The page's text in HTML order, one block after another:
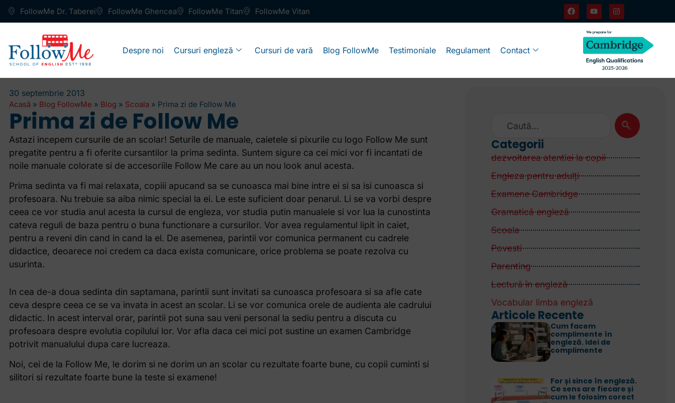
FollowMe Dr. Taberei FollowMe Ghencea FollowMe Titan FollowMe Vitan
Despre noi Cursuri engleză Cursuri de vară Blog FollowMe Testimoniale Regulament Contact
30 septembrie 2013
Acasă » Blog FollowMe » Blog » Scoala » Prima zi de Follow Me
Prima zi de Follow Me
Astazi incepem cursurile de an scolar! Seturile de manuale, caietele si pixurile cu logo Follow Me sunt
pregatite pentru a fi oferite cursantilor la prima sedinta. Suntem sigure ca cei mici vor fi incantati de
noile manuale colorate si de accesoriile Follow Me care au un nou look anul acesta.
Prima sedinta va fi mai relaxata, copiii apucand sa se cunoasca mai bine intre ei si sa isi cunoasca si
profesoara. Nu trebuie sa aiba nimic special la ei. Le este suficient doar penarul. Li se va vorbi despre
ceea ce vor studia anul acesta la cursul de engleza, vor studia putin manualele si vor lua la cunostinta
cateva reguli de baza pentru o buna functionare a cursurilor. Vor avea regulamentul lipit in caiet,
pentru a reveni din cand in cand la el. De asemenea, parintii vor comunica permanent cu cadrele
didactice, deoarece noi credem ca daca exista comunicare, orice problema se poate rezolva cu
usurinta.
In cea de-a doua sedinta din saptamana, parintii sunt invitati sa cunoasca profesoara si sa afle cate
ceva despre ceea ce se va invata in acest an scolar. Li se vor comunica orele de audienta ale cadrului
didactic. In acest interval orar, parintii pot suna sau veni personal la sediu pentru a discuta cu
profesoara despre evolutia copilului lor. Vor afla daca cei mici pot sustine un examen Cambridge
potrivit manualului dupa care lucreaza.
Noi, cei de la Follow Me, le dorim si ne dorim un an scolar cu rezultate foarte bune, cu copii cuminti si
silitori si rezultate foarte bune la teste si examene!
Categorii
dezvoltarea atentiei la copii
Engleza pentru adulţi
Examene Cambridge
Gramatică engleză
Scoala
Povesti
Parenting
Lectură în engleză
Vocabular limba engleză
Articole Recente
Cum facem
complimente în
engleză. Idei de
complimente
For și since în engleză.
Ce sens are fiecare și
cum le folosim corect